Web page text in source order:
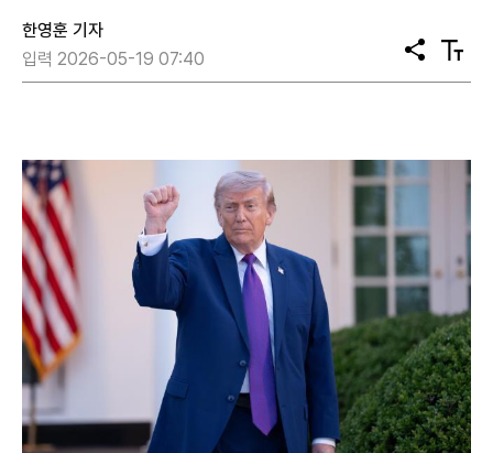
한영훈 기자
입력 2026-05-19 07:40
공
유
텍
스